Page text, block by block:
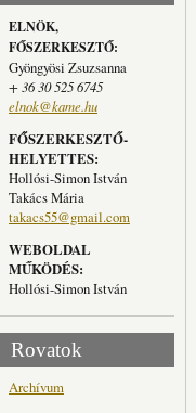
ELNÖK,
FŐSZERKESZTŐ:
Gyöngyösi Zsuzsanna
+ 36 30 525 6745
elnok@kame.hu
FŐSZERKESZTŐ-
HELYETTES:
Hollósi-Simon István
Takács Mária
takacs55@gmail.com
WEBOLDAL
MŰKÖDÉS:
Hollósi-Simon István
Rovatok
Archívum